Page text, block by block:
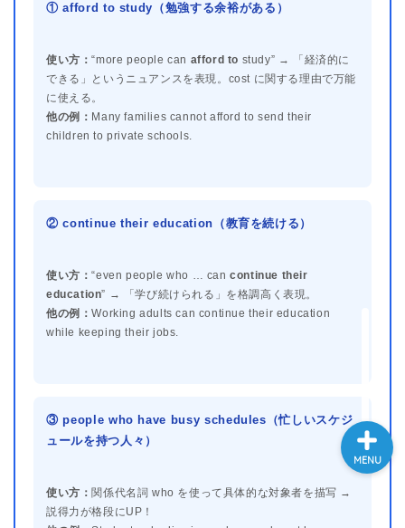
① afford to study（勉強する余裕がある）
使い方：“more people can afford to study” → 「経済的に
できる」というニュアンスを表現。cost に関する理由で万能
に使える。
他の例： Many families cannot afford to send their
children to private schools.
② continue their education（教育を続ける）
使い方：“even people who … cancontinue their
education” → 「学び続けられる」を格調高く表現。
他の例：Working adults can continue their education
while keeping their jobs.
③ people who have busy schedules（忙しいスケジ
ュールを持つ人々）
使い方： 関係代名詞 who を使って具体的な対象者を描写 →
説得力が格段にUP！
MENU
原田高志の”ほぼ日刊”英語
“シン”・英会話スピード表
い英語＆素敵な英文フレー
過去記事